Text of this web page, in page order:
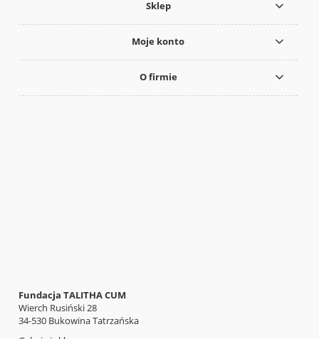
Sklep
Moje konto
O firmie
Fundacja TALITHA CUM
Wierch Rusiński 28
34-530 Bukowina Tatrzańska